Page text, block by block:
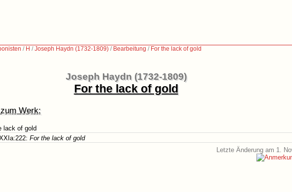
/ H /Joseph Haydn (1732-1809) / Bearbeitung / For the lack of gold
Joseph Haydn (1732-1809)
For the lack of gold
Werk:
lack of gold
For the lack of gold
Letzte Änderung am 1.